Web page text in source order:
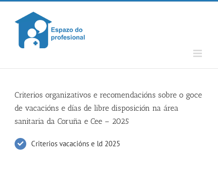
Skip
content
Criterios organizativos e recomendacións sobre o goce
de vacacións e días de libre disposición na área
sanitaria da Coruña e Cee – 2025
Criterios vacacións e ld 2025